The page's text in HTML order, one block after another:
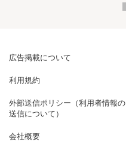
広告掲載について
利用規約
外部送信ポリシー（利用者情報の
送信について）
会社概要